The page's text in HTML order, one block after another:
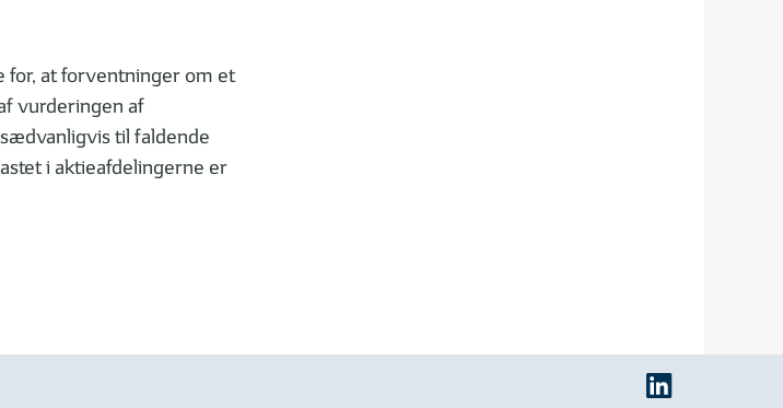
for, at forventninger om et
vurderingen af
til faldende
i aktieafdelingerne er